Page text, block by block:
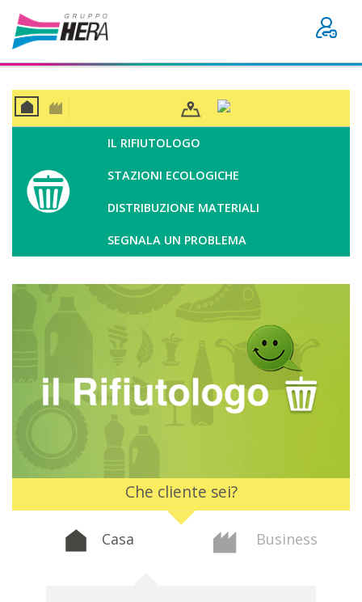
IL RIFIUTOLOGO
STAZIONI ECOLOGICHE
DISTRIBUZIONE MATERIALI
SEGNALA UN PROBLEMA
Che cliente sei?
Casa Business